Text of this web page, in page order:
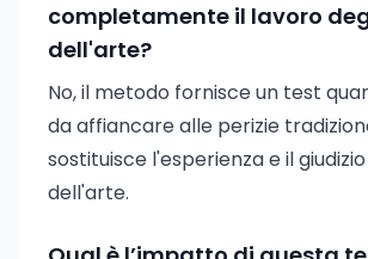
completamente il lavoro
dell'arte?
No, il metodo fornisce un test
da affiancare alle perizie
sostituisce l'esperienza e il
dell'arte.